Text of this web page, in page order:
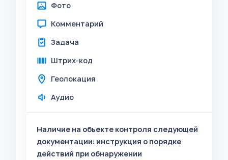
Фото
Комментарий
Задача
Штрих-код
Геолокация
Аудио
Наличие на объекте контроля следующей
документации: инструкция о порядке
действий при обнаружении